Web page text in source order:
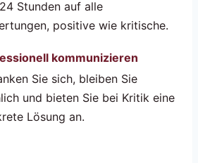
Stunden auf alle
positive wie kritische.
kommunizieren
Sie sich, bleiben Sie
und bieten Sie bei Kritik eine
Lösung an.